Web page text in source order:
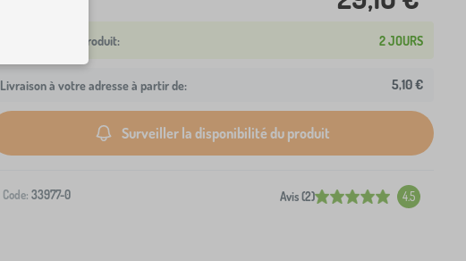
2 JOURS
Livraison à votre adresse à partir de: 5,10 €
Surveiller la disponibilité du produit
Code: 33977-0 Avis (2) 4.5